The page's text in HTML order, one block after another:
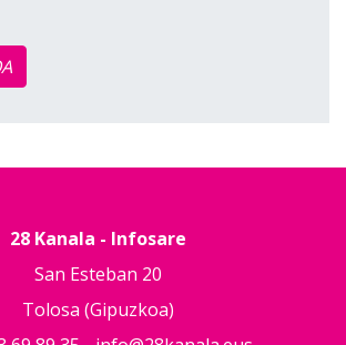
28 Kanala - Infosare
San Esteban 20
Tolosa (Gipuzkoa)